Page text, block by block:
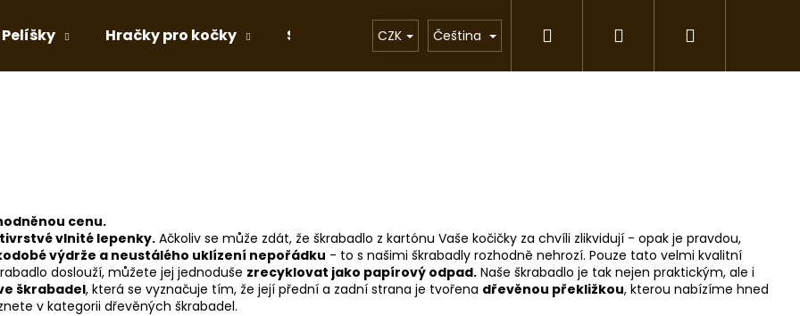
Pelíšky Hračky pro kočky Stelivo Dárkové předměty Chovatelské stanice
CZK Čeština Přihlášení
cenu.
vlnité lepenky. Ačkoliv se může zdát, že škrabadlo z kartónu Vaše kočičky za chvíli zlikvidují - opak je pravdou,
výdrže a neustálého uklízení nepořádku - to s našimi škrabadly rozhodně nehrozí. Pouze tato velmi kvalitní
doslouží, můžete jej jednoduše zrecyklovat jako papírový odpad. Naše škrabadlo je tak nejen praktickým, ale i
škrabadel, která se vyznačuje tím, že její přední a zadní strana je tvořena dřevěnou překližkou, kterou nabízíme hned
v kategorii dřevěných škrabadel.
Doporučujeme